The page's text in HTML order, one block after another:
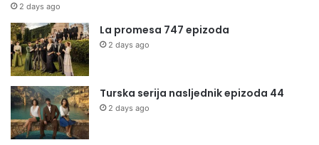
2 days ago
La promesa 747 epizoda
2 days ago
Turska serija nasljednik epizoda 44
2 days ago